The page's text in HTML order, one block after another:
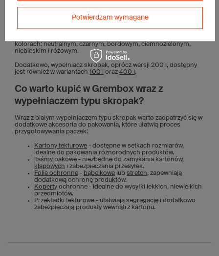
Grembox?
ekologiczny, papierowy wypełniacz wiórki w 2 typach: Basic oraz
kolorach: neutralnym, czarnym, bordowym, ciemnozielonym,
niebieskim i różowym.
Dodatkowo, wypełniacz skropak, oprócz wersji 200 l, dostępny
jest również w wariantach 100 l oraz 400 l .
Co warto kupić w Grembox wraz z
wypełniaczem typu skropak?
Wraz z białym wypełniaczem typu skropak warto zaopatrzyć się w
dodatkowe akcesoria do pakowania, które ułatwią proces
przygotowywania paczek:
Kartony tekturowe - dostępne w setkach rozmiarów,
idealne do pakowania różnorodnych produktów.
Taśmy pakowe - niezbędne do zamykania kartonów
klapowych i zabezpieczania przesyłek.
Folie ochronne - bąbelkowe lub stretch, zapewniają
dodatkową ochronę produktów.
Koperty ochronne - idealne do wysyłki lekkich, niewielkich
przedmiotów.
Przekładki tekturowe - ułatwiają segregację i dodatkowo
zabezpieczają produkty wewnątrz kartonu.
Potwierdzam wymagane